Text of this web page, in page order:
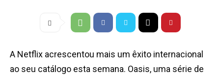
A Netflix acrescentou mais um êxito internacional
ao seu catálogo esta semana. Oasis, uma série de